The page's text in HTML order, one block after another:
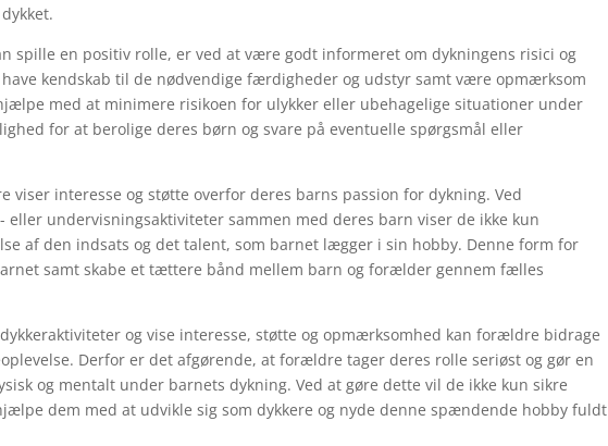
spille en positiv rolle, er ved at være godt informeret om dykningens risici og
kendskab til de nødvendige færdigheder og udstyr samt være opmærksom
med at minimere risikoen for ulykker eller ubehagelige situationer under
for at berolige deres børn og svare på eventuelle spørgsmål eller
interesse og støtte overfor deres barns passion for dykning. Ved
undervisningsaktiviteter sammen med deres barn viser de ikke kun
af den indsats og det talent, som barnet lægger i sin hobby. Denne form for
samt skabe et tættere bånd mellem barn og forælder gennem fælles
og vise interesse, støtte og opmærksomhed kan forældre bidrage
Derfor er det afgørende, at forældre tager deres rolle seriøst og gør en
og mentalt under barnets dykning. Ved at gøre dette vil de ikke kun sikre
dem med at udvikle sig som dykkere og nyde denne spændende hobby fuldt